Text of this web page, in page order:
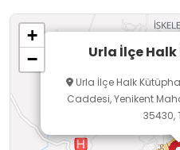
üzerindeki bu tarihi
Erişilebilirlik ve Hizmetler:
Bina girişine tekerlekli
rampası/asansörü
Urla İlçe
Urla İlçe Halk
Caddesi, Yenikent
35430,
+
−